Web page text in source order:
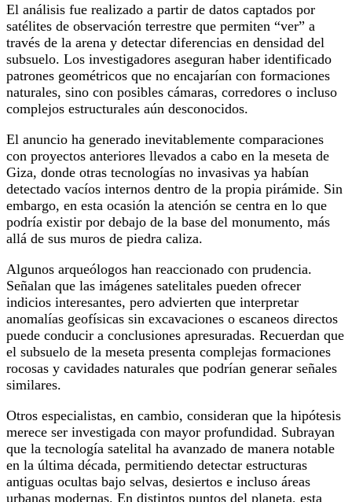
El análisis fue realizado a partir de datos captados por
satélites de observación terrestre que permiten “ver” a
través de la arena y detectar diferencias en densidad del
subsuelo. Los investigadores aseguran haber identificado
patrones geométricos que no encajarían con formaciones
naturales, sino con posibles cámaras, corredores o incluso
complejos estructurales aún desconocidos.
El anuncio ha generado inevitablemente comparaciones
con proyectos anteriores llevados a cabo en la meseta de
Giza, donde otras tecnologías no invasivas ya habían
detectado vacíos internos dentro de la propia pirámide. Sin
embargo, en esta ocasión la atención se centra en lo que
podría existir por debajo de la base del monumento, más
allá de sus muros de piedra caliza.
Algunos arqueólogos han reaccionado con prudencia.
Señalan que las imágenes satelitales pueden ofrecer
indicios interesantes, pero advierten que interpretar
anomalías geofísicas sin excavaciones o escaneos directos
puede conducir a conclusiones apresuradas. Recuerdan que
el subsuelo de la meseta presenta complejas formaciones
rocosas y cavidades naturales que podrían generar señales
similares.
Otros especialistas, en cambio, consideran que la hipótesis
merece ser investigada con mayor profundidad. Subrayan
que la tecnología satelital ha avanzado de manera notable
en la última década, permitiendo detectar estructuras
antiguas ocultas bajo selvas, desiertos e incluso áreas
urbanas modernas. En distintos puntos del planeta, esta